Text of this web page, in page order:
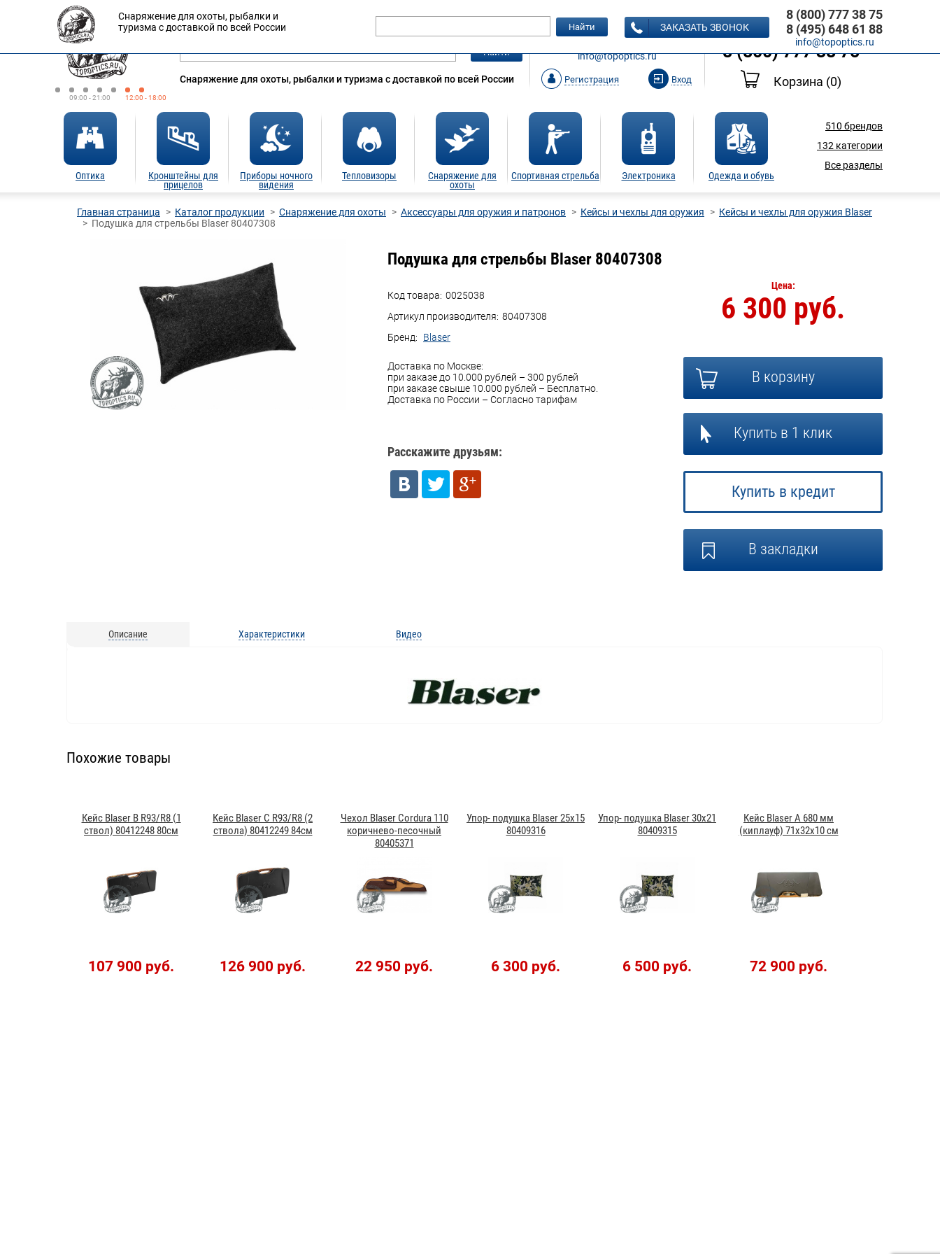
09:00 - 21:00 12:00 - 18:00
Оплата Доставка
Найти
Снаряжение для охоты, рыбалки и туризма с доставкой по всей России
ЗАКАЗАТЬ ЗВОНОК
info@topoptics.ru
Регистрация Вход
8 (495) 648 61 88
8 (800) 777 38 75
Корзина (0)
Оптика
Кронштейны для
прицелов
Приборы ночного
видения
Тепловизоры
Снаряжение для
охоты
Спортивная стрельба Электроника Одежда и обувь
510 брендов
132 категории
Все разделы
Снаряжение для охоты, рыбалки и
туризма с доставкой по всей России
Найти ЗАКАЗАТЬ ЗВОНОК
8 (800) 777 38 75
8 (495) 648 61 88
info@topoptics.ru
Главная страница Каталог продукции Снаряжение для охоты Аксессуары для оружия и патронов Кейсы и чехлы для оружия
Кейсы и чехлы для оружия Blaser
Подушка для стрельбы Blaser 80407308
Подушка для стрельбы Blaser 80407308
Код товара: 0025038
Артикул производителя: 80407308
Бренд:
Blaser
Доставка по Москве:
при заказе до 10.000 рублей – 300 рублей
при заказе свыше 10.000 рублей – Бесплатно.
Доставка по России – Согласно тарифам
Расскажите друзьям:
Цена:
6 300 руб.
В корзину
Купить в 1 клик
Купить в кредит
В закладки
Описание Характеристики Видео
Похожие товары
Кейс Blaser B R93/R8 (1
ствол) 80412248 80см
107 900 руб.
Кейс Blaser C R93/R8 (2
ствола) 80412249 84см
126 900 руб.
Чехол Blaser Cordura 110
коричнево-песочный
80405371
22 950 руб.
Упор- подушка Blaser 25x15
80409316
6 300 руб.
Упор- подушка Blaser 30x21
80409315
6 500 руб.
Кейс Blaser A 680 мм
(киплауф) 71х32х10 см
72 900 руб.